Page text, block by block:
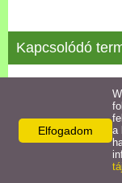
Egyéb
Egészségügyi
Uraiújfalu
Kapcsolódó
2020.09.16.
Elfogadom
a